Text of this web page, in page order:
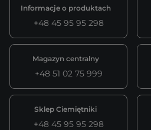
Informacje o produktach
+48 45 95 95 298
Magazyn centralny
+48 51 02 75 999
Sklep Ciemiętniki
+48 45 95 95 298